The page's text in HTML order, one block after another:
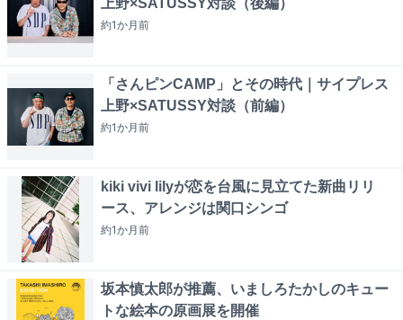
上野×SATUSSY対談（後編）
約1か月前
「さんピンCAMP」とその時代｜サイプレス
上野×SATUSSY対談（前編）
約1か月前
kiki vivi lilyが恋を台風に見立てた新曲リリ
ース、アレンジは関口シンゴ
約1か月前
坂本慎太郎が推薦、いましろたかしのキュー
トな絵本の原画展を開催